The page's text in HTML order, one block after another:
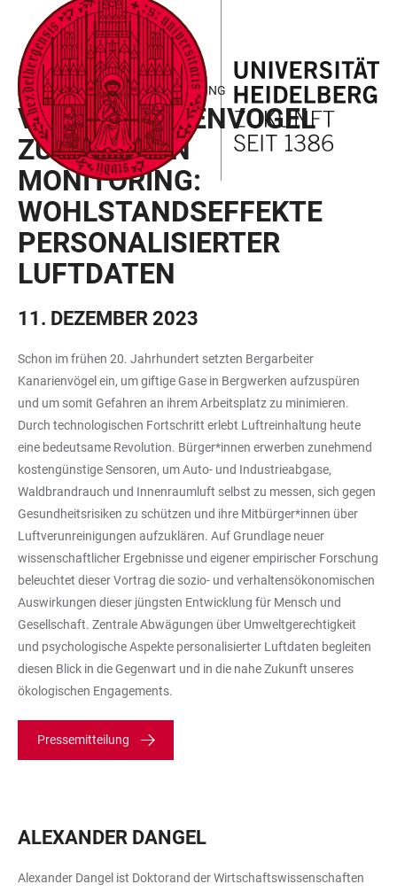
LINKS
ZUR
BARRIEREFREIHEIT
ZUM
HAUPTINHALT
HAUPTNAVIGATION
ÖFFNEN
WEBSEITENSUCHE
ÖFFNEN
RUPERTO CAROLA RINGVORLESUNG
VOM KANARIENVOGEL
ZUM CITIZEN
MONITORING:
WOHLSTANDSEFFEKTE
PERSONALISIERTER
LUFTDATEN
11. DEZEMBER 2023
Schon im frühen 20. Jahrhundert setzten Bergarbeiter
Kanarienvögel ein, um giftige Gase in Bergwerken aufzuspüren
und um somit Gefahren an ihrem Arbeitsplatz zu minimieren.
Durch technologischen Fortschritt erlebt Luftreinhaltung heute
eine bedeutsame Revolution. Bürger*innen erwerben zunehmend
kostengünstige Sensoren, um Auto- und Industrieabgase,
Waldbrandrauch und Innenraumluft selbst zu messen, sich gegen
Gesundheitsrisiken zu schützen und ihre Mitbürger*innen über
Luftverunreinigungen aufzuklären. Auf Grundlage neuer
wissenschaftlicher Ergebnisse und eigener empirischer Forschung
beleuchtet dieser Vortrag die sozio- und verhaltensökonomischen
Auswirkungen dieser jüngsten Entwicklung für Mensch und
Gesellschaft. Zentrale Abwägungen über Umweltgerechtigkeit
und psychologische Aspekte personalisierter Luftdaten begleiten
diesen Blick in die Gegenwart und in die nahe Zukunft unseres
ökologischen Engagements.
Pressemitteilung
ALEXANDER DANGEL
Alexander Dangel ist Doktorand der Wirtschaftswissenschaften